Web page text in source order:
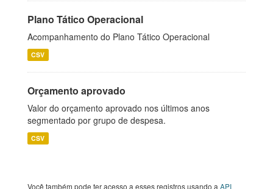
Plano Tático Operacional
Acompanhamento do Plano Tático Operacional
CSV
Orçamento aprovado
Valor do orçamento aprovado nos últimos anos
segmentado por grupo de despesa.
CSV
Você também pode ter acesso a esses registros usando a API